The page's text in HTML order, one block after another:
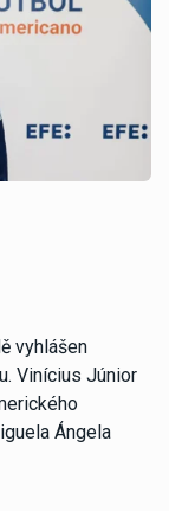
vyhlášen
Vinícius Júnior
Ángela